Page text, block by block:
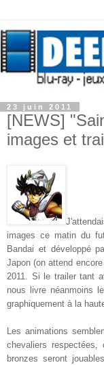
23 juin 2011
[NEWS]
images et
images ce matin du
Bandai et développé
Japon (on attend
2011. Si le trailer tant
nous livre néanmoins
graphiquement à la
Les animations
chevaliers
bronzes seront